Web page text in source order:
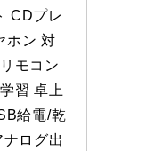
CDプレ
ホン 対
モコン
習 卓上
給電/乾
ログ出